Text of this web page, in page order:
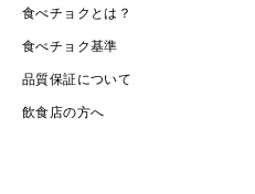
食べチョクとは？
食べチョク基準
品質保証について
飲食店の方へ